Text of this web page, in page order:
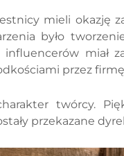
mieli okazję
było
miał
przez
twórcy.
przekazane